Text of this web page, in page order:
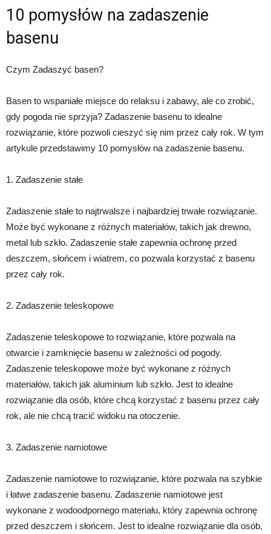
10 pomysłów na zadaszenie
basenu
Czym Zadaszyć basen?
Basen to wspaniałe miejsce do relaksu i zabawy, ale co zrobić,
gdy pogoda nie sprzyja? Zadaszenie basenu to idealne
rozwiązanie, które pozwoli cieszyć się nim przez cały rok. W tym
artykule przedstawimy 10 pomysłów na zadaszenie basenu.
1. Zadaszenie stałe
Zadaszenie stałe to najtrwalsze i najbardziej trwałe rozwiązanie.
Może być wykonane z różnych materiałów, takich jak drewno,
metal lub szkło. Zadaszenie stałe zapewnia ochronę przed
deszczem, słońcem i wiatrem, co pozwala korzystać z basenu
przez cały rok.
2. Zadaszenie teleskopowe
Zadaszenie teleskopowe to rozwiązanie, które pozwala na
otwarcie i zamknięcie basenu w zależności od pogody.
Zadaszenie teleskopowe może być wykonane z różnych
materiałów, takich jak aluminium lub szkło. Jest to idealne
rozwiązanie dla osób, które chcą korzystać z basenu przez cały
rok, ale nie chcą tracić widoku na otoczenie.
3. Zadaszenie namiotowe
Zadaszenie namiotowe to rozwiązanie, które pozwala na szybkie
i łatwe zadaszenie basenu. Zadaszenie namiotowe jest
wykonane z wodoodpornego materiału, który zapewnia ochronę
przed deszczem i słońcem. Jest to idealne rozwiązanie dla osób,